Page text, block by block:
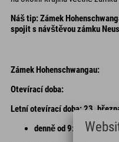
Náš tip:Zámek
spojit s návštěvou zámku
Zámek Hohenschwangau:
Otevírací doba:
Letní otevírací doba: 23.
denně od 9:00 do 17:00